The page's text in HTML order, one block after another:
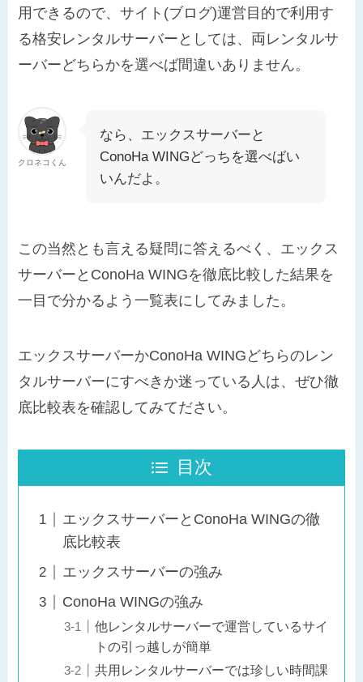
用できるので、サイト(ブログ)運営目的で利用す
る格安レンタルサーバーとしては、両レンタルサ
ーバーどちらかを選べば間違いありません。
クロネコくん
なら、エックスサーバーと
ConoHa WINGどっちを選べばい
いんだよ。
この当然とも言える疑問に答えるべく、 エックス
サーバーとConoHa WINGを徹底比較した結果を
一目で分かるよう一覧表にしてみました。
エックスサーバーかConoHa WINGどちらのレン
タルサーバーにすべきか迷っている人は、ぜひ徹
底比較表を確認してみてださい。
目次
エックスサーバーとConoHa WINGの徹
底比較表
エックスサーバーの強み
ConoHa WINGの強み
他レンタルサーバーで運営しているサイ
トの引っ越しが簡単
共用レンタルサーバーでは珍しい時間課